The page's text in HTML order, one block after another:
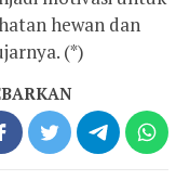
hewan dan
(*)